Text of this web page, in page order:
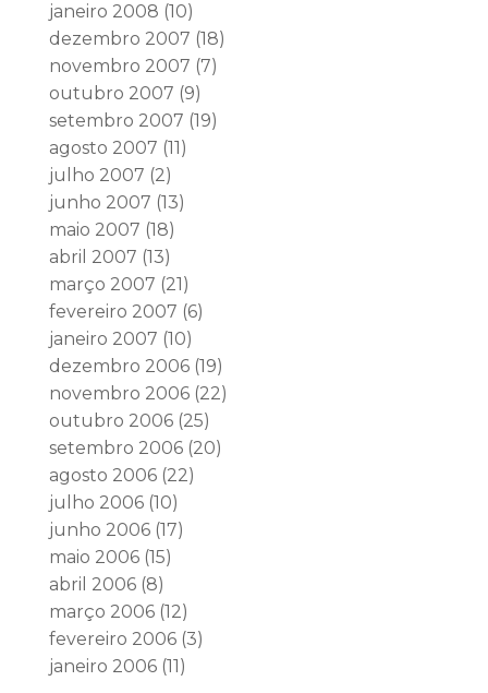
janeiro 2008 (10)
dezembro 2007 (18)
novembro 2007 (7)
outubro 2007 (9)
setembro 2007 (19)
agosto 2007 (11)
julho 2007 (2)
junho 2007 (13)
maio 2007 (18)
abril 2007 (13)
março 2007 (21)
fevereiro 2007 (6)
janeiro 2007 (10)
dezembro 2006(19)
novembro 2006(22)
outubro 2006(25)
setembro 2006(20)
agosto 2006(22)
julho 2006(10)
junho 2006(17)
maio 2006(15)
abril 2006(8)
março 2006(12)
fevereiro 2006(3)
janeiro 2006(11)